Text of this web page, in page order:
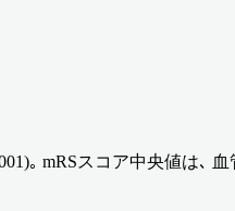
｡ mRSスコア中央値は､